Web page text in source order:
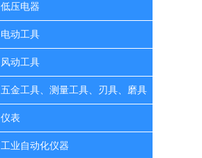
低压电器
电动工具
风动工具
五金工具、测量工具、刃具、磨具
仪表
工业自动化仪器